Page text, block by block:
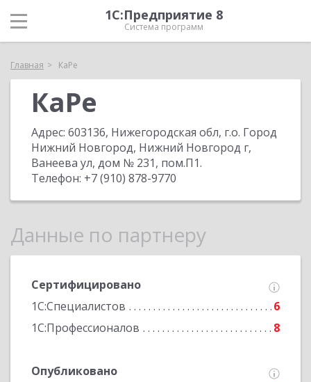
1С:Предприятие 8
Система программ
Главная КаРе
КаРе
Адрес: 603136, Нижегородская обл, г.о. Город
Нижний Новгород, Нижний Новгород г,
Ванеева ул, дом № 231, пом.П1.
Телефон: +7 (910) 878-9770
Данные по партнеру
Сертифицировано
1С:Специалистов
6
1С:Профессионалов
8
Опубликовано